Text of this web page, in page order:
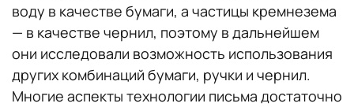
воду в качестве бумаги, а частицы кремнезема
— в качестве чернил, поэтому в дальнейшем
они исследовали возможность использования
других комбинаций бумаги, ручки и чернил.
Многие аспекты технологии письма достаточно